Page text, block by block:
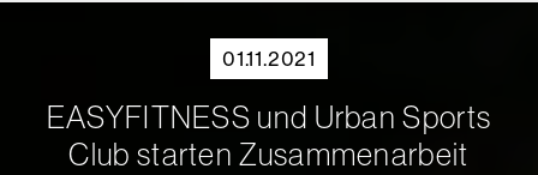
01.11.2021
EASYFITNESS und Urban Sports
Club starten Zusammenarbeit